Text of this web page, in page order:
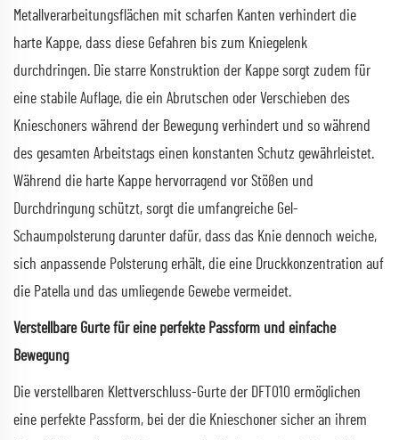
Metallverarbeitungsflächen mit scharfen Kanten verhindert die
harte Kappe, dass diese Gefahren bis zum Kniegelenk
durchdringen. Die starre Konstruktion der Kappe sorgt zudem für
eine stabile Auflage, die ein Abrutschen oder Verschieben des
Knieschoners während der Bewegung verhindert und so während
des gesamten Arbeitstags einen konstanten Schutz gewährleistet.
Während die harte Kappe hervorragend vor Stößen und
Durchdringung schützt, sorgt die umfangreiche Gel-
Schaumpolsterung darunter dafür, dass das Knie dennoch weiche,
sich anpassende Polsterung erhält, die eine Druckkonzentration auf
die Patella und das umliegende Gewebe vermeidet.
Verstellbare Gurte für eine perfekte Passform und einfache
Bewegung
Die verstellbaren Klettverschluss-Gurte der DFT010 ermöglichen
eine perfekte Passform, bei der die Knieschoner sicher an ihrem